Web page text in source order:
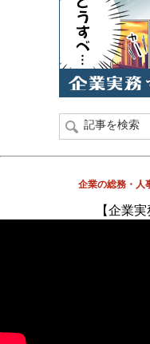
企業の総務・人
【企業